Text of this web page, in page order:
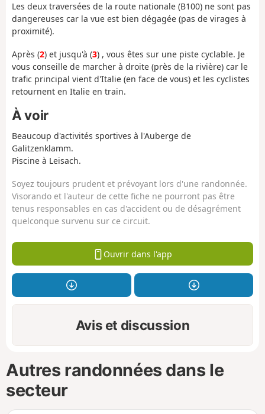
Les deux traversées de la route nationale (B100) ne sont pas
dangereuses car la vue est bien dégagée (pas de virages à
proximité).
Après (2) et jusqu'à (3) , vous êtes sur une piste cyclable. Je
vous conseille de marcher à droite (près de la rivière) car le
trafic principal vient d'Italie (en face de vous) et les cyclistes
retournent en Italie en train.
À voir
Beaucoup d'activités sportives à l'Auberge de
Galitzenklamm.
Piscine à Leisach.
Soyez toujours prudent et prévoyant lors d'une randonnée.
Visorando et l'auteur de cette fiche ne pourront pas être
tenus responsables en cas d'accident ou de désagrément
quelconque survenu sur ce circuit.
Ouvrir dans l'app
Avis et discussion
Autres randonnées dans le
secteur